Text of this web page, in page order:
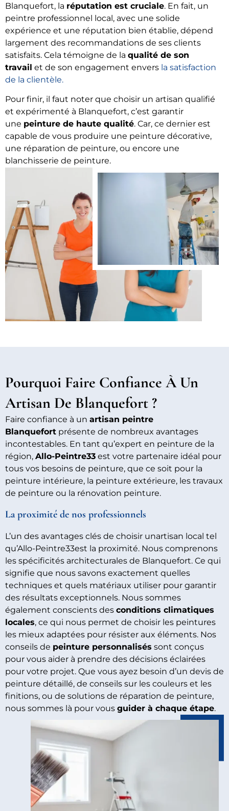
Blanquefort, la réputation est cruciale. En fait, un
peintre professionnel local, avec une solide
expérience et une réputation bien établie, dépend
largement des recommandations de ses clients
satisfaits. Cela témoigne de la qualité de son
travail et de son engagement envers la satisfaction
de la clientèle.
Pour finir, il faut noter que choisir un artisan qualifié
et expérimenté à Blanquefort, c’est garantir
une peinture de haute qualité. Car, ce dernier est
capable de vous produire une peinture décorative,
une réparation de peinture, ou encore une
blanchisserie de peinture.
Pourquoi Faire Confiance À Un
Artisan De Blanquefort ?
Faire confiance à un artisan peintre
Blanquefort présente de nombreux avantages
incontestables. En tant qu’expert en peinture de la
région, Allo-Peintre33 est votre partenaire idéal pour
tous vos besoins de peinture, que ce soit pour la
peinture intérieure, la peinture extérieure, les travaux
de peinture ou la rénovation peinture.
La proximité de nos professionnels
L’un des avantages clés de choisir unartisan local tel
qu’Allo-Peintre33est la proximité. Nous comprenons
les spécificités architecturales de Blanquefort. Ce qui
signifie que nous savons exactement quelles
techniques et quels matériaux utiliser pour garantir
des résultats exceptionnels. Nous sommes
également conscients des conditions climatiques
locales, ce qui nous permet de choisir les peintures
les mieux adaptées pour résister aux éléments. Nos
conseils de peinture personnalisés sont conçus
pour vous aider à prendre des décisions éclairées
pour votre projet. Que vous ayez besoin d’un devis de
peinture détaillé, de conseils sur les couleurs et les
finitions, ou de solutions de réparation de peinture,
nous sommes là pour vous guider à chaque étape.